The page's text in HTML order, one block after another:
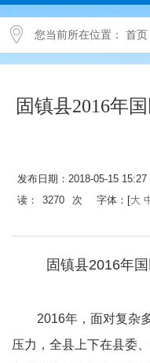
您当前所在位置： 首页
固镇县2016年
发布日期：2018-05-15
读：
3270 次 字体：[大
固镇县2016年
2016年，面对复杂
压力，全县上下在县委